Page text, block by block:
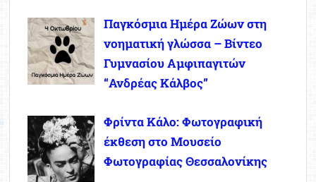
Παγκόσμια Ημέρα Ζώων στη
νοηματική γλώσσα – Βίντεο
Γυμνασίου Αμφιπαγιτών
“Ανδρέας Κάλβος”
Φρίντα Κάλο: Φωτογραφική
έκθεση στο Μουσείο
Φωτογραφίας Θεσσαλονίκης